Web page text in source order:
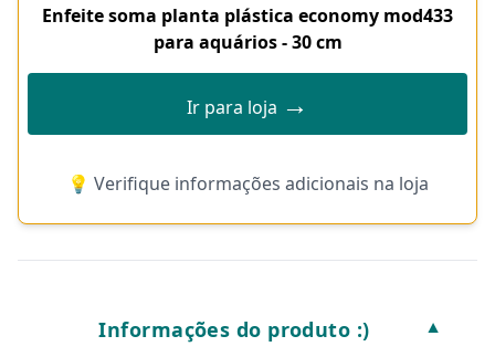
Enfeite soma planta plástica economy mod433
para aquários - 30 cm
Ir para loja →
💡 Verifique informações adicionais na loja
Informações do produto :) ▼